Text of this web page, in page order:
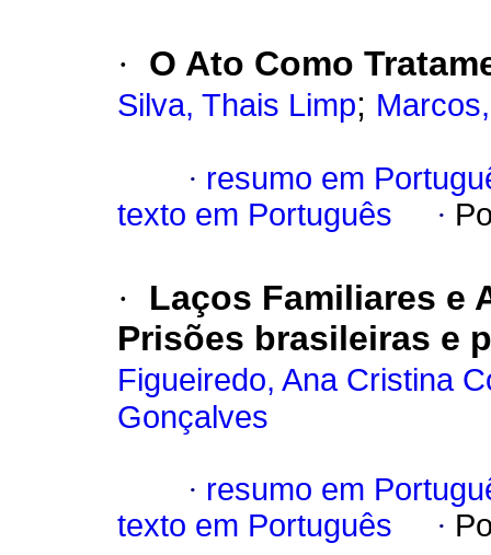
· O Ato Como
Silva, Thais Limp;
· resumo em
texto em Português
·
·
Laços Familiares e
Prisões brasileiras e
Figueiredo, Ana Cristina
Gonçalves
· resumo em
texto em Português
·